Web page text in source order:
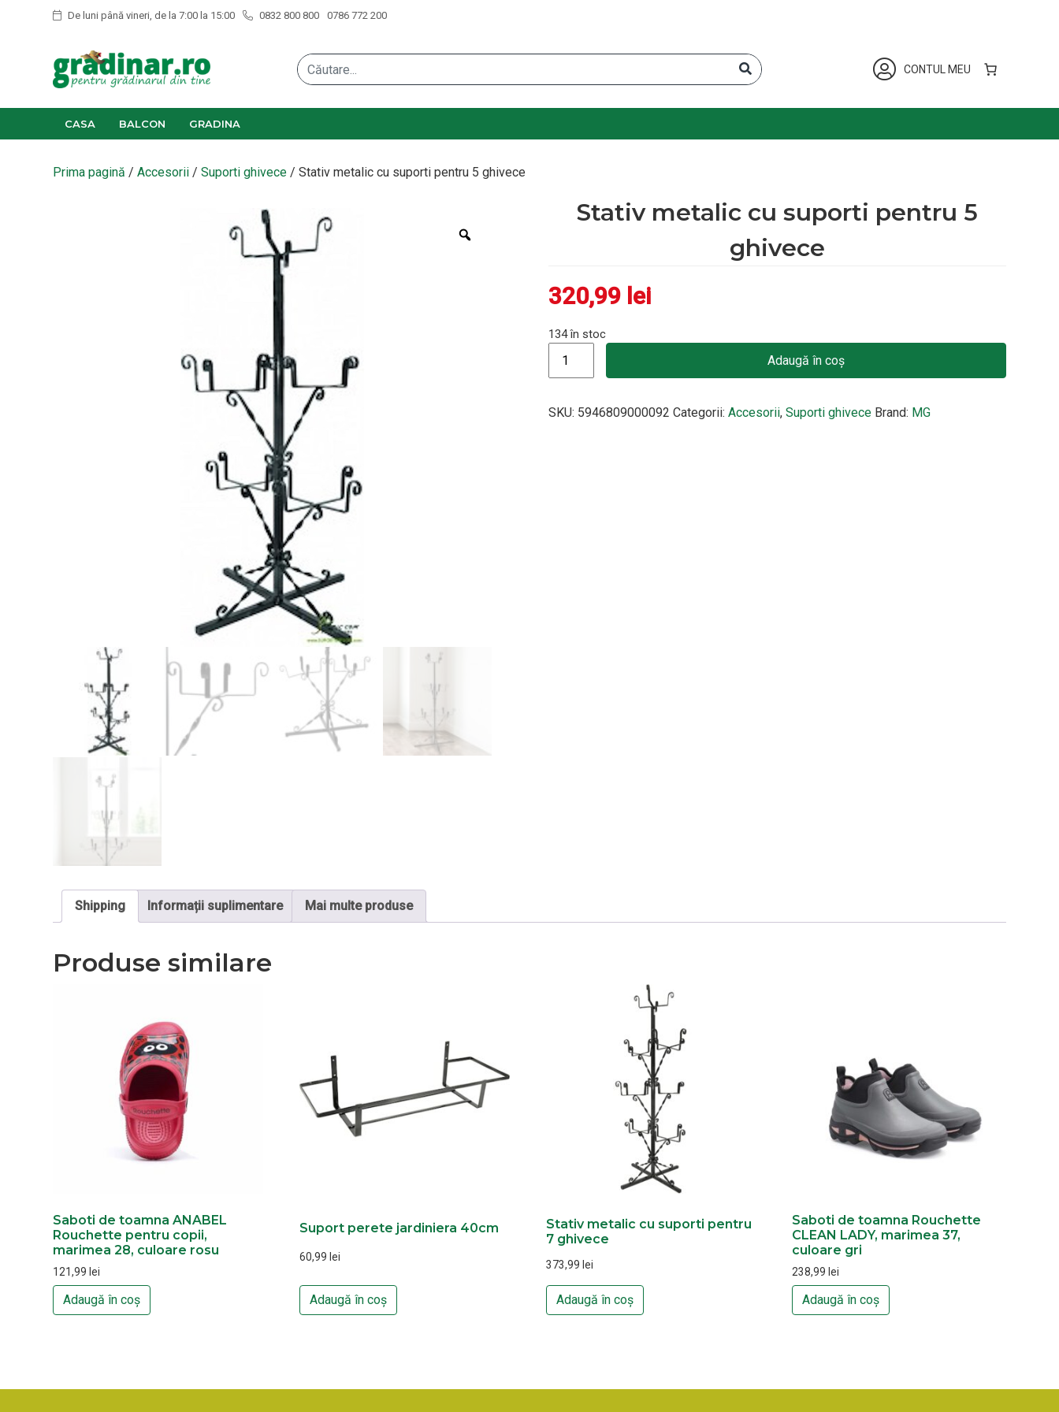
De luni până vineri, de la 7:00 la 15:00 0832 800 800 0786 772 200
CONTUL MEU
CASA BALCON GRADINA
Prima pagină / Accesorii / Suporti ghivece / Stativ metalic cu suporti pentru 5 ghivece
Stativ metalic cu suporti pentru 5
ghivece
320,99 lei
134 în stoc
Adaugă în coș
SKU: 5946809000092 Categorii:Accesorii,Suporti ghivece Brand: MG
Shipping Informații suplimentare Mai multe produse
Produse similare
Saboti de toamna ANABEL
Rouchette pentru copii,
marimea 28, culoare rosu
121,99 lei
Adaugă în coș
Suport perete jardiniera 40cm
60,99 lei
Adaugă în coș
Stativ metalic cu suporti pentru
7 ghivece
373,99 lei
Adaugă în coș
Saboti de toamna Rouchette
CLEAN LADY, marimea 37,
culoare gri
238,99 lei
Adaugă în coș